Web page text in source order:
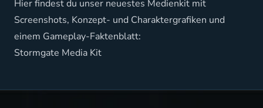
Hier findest du unser neuestes Medienkit mit
Screenshots, Konzept- und Charaktergrafiken und
einem Gameplay-Faktenblatt:
Stormgate Media Kit